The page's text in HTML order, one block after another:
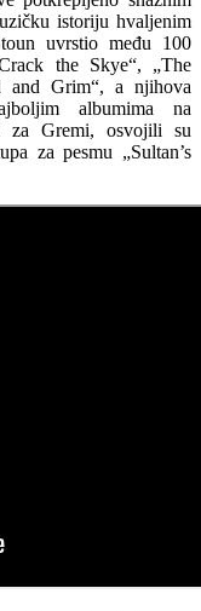
istoriju hvaljenim
uvrstio među 100
the Skye“, „The
and Grim“, a njihova
albumima na
za Gremi, osvojili su
za pesmu „Sultan’s